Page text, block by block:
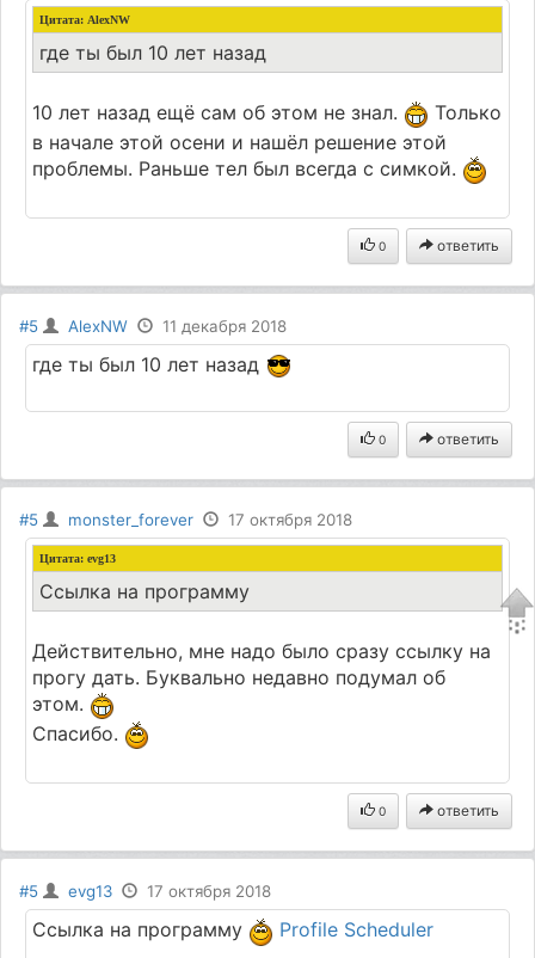
Цитата: AlexNW
где ты был 10 лет назад
10 лет назад ещё сам об этом не знал.
Только
в начале этой осени и нашёл решение этой
проблемы. Раньше тел был всегда с симкой.
0 ответить
#5 AlexNW 11 декабря 2018
где ты был 10 лет назад
0 ответить
#5 monster_forever 17 октября 2018
Цитата:evg13
Ссылка на программу
Действительно, мне надо было сразу ссылку на
прогу дать. Буквально недавно подумал об
этом.
Спасибо.
0 ответить
#5 evg13 17 октября 2018
Ссылка на программу Profile Scheduler